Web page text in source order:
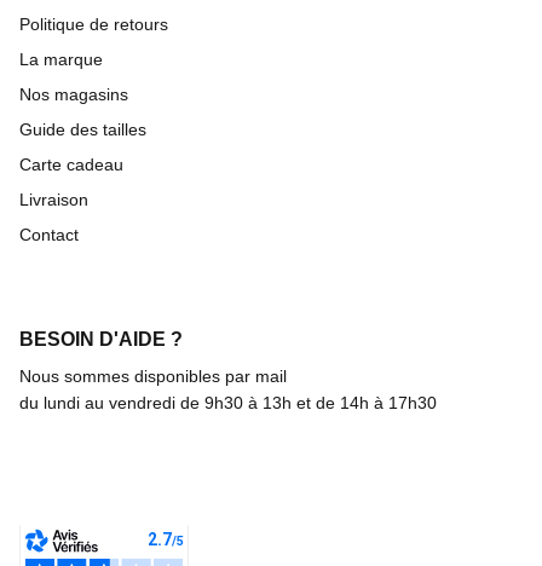
Politique de retours
La marque
Nos magasins
Guide des tailles
Carte cadeau
Livraison
Contact
BESOIN D'AIDE ?
Nous sommes disponibles par mail
du lundi au vendredi de 9h30 à 13h et de 14h à 17h30